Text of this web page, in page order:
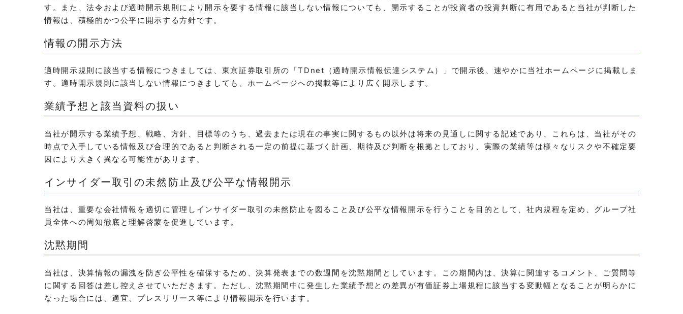
す。また、法令および適時開示規則により開示を要する情報に該当しない情報についても、開示することが投資者の投資判断に有用であると当社が判断した
情報は、積極的かつ公平に開示する方針です。
情報の開示方法
適時開示規則に該当する情報につきましては、東京証券取引所の「TDnet（適時開示情報伝達システム）」で開示後、速やかに当社ホームページに掲載しま
す。適時開示規則に該当しない情報につきましても、ホームページへの掲載等により広く開示します。
業績予想と該当資料の扱い
当社が開示する業績予想、戦略、方針、目標等のうち、過去または現在の事実に関するもの以外は将来の見通しに関する記述であり、これらは、当社がその
時点で入手している情報及び合理的であると判断される一定の前提に基づく計画、期待及び判断を根拠としており、実際の業績等は様々なリスクや不確定要
因により大きく異なる可能性があります。
インサイダー取引の未然防止及び公平な情報開示
当社は、重要な会社情報を適切に管理しインサイダー取引の未然防止を図ること及び公平な情報開示を行うことを目的として、社内規程を定め、グループ社
員全体への周知徹底と理解啓蒙を促進しています。
沈黙期間
当社は、決算情報の漏洩を防ぎ公平性を確保するため、決算発表までの数週間を沈黙期間としています。この期間内は、決算に関連するコメント、ご質問等
に関する回答は差し控えさせていただきます。ただし、沈黙期間中に発生した業績予想との差異が有価証券上場規程に該当する変動幅となることが明らかに
なった場合には、適宜、プレスリリース等により情報開示を行います。